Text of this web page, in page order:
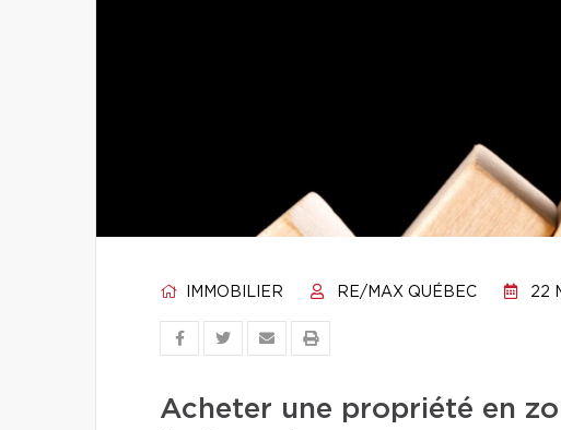
IMMOBILIER RE/MAX QUÉBEC 22
Acheter une propriété en